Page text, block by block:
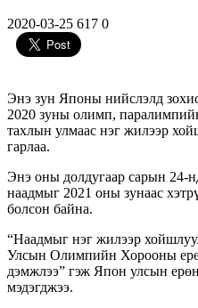
2020-03-25 617 0
Энэ зун Японы нийслэлд
2020 зуны олимп,
тахлын улмаас нэг жилээр
гарлаа.
Энэ оны долдугаар сарын 24-
наадмыг 2021 оны зунаас
болсон байна.
“Наадмыг нэг жилээр
Улсын Олимпийн Хорооны
дэмжлээ” гэж Япон улсын
мэдэгджээ.